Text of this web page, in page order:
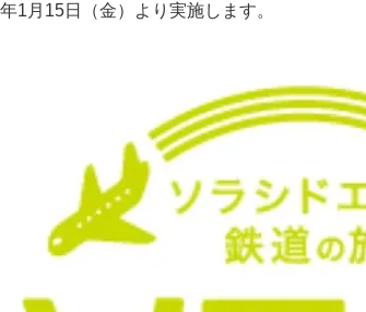
1月15日（金）より実施します。